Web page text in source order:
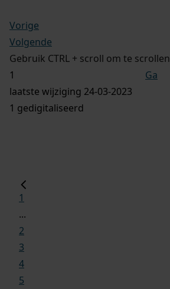
Vorige
Volgende
Gebruik CTRL + scroll om te scrollen
Ga
laatste wijziging 24-03-2023
1 gedigitaliseerd
1
...
2
3
4
5